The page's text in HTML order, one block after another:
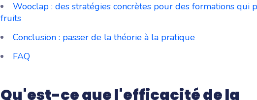
Wooclap : des stratégies concrètes pour des formations qui
fruits
Conclusion : passer de la théorie à la pratique
FAQ
Qu'est-ce que l'efficacité de la